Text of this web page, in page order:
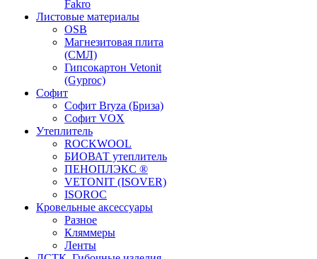
Fakro
Листовые материалы
OSB
Магнезитовая плита
(СМЛ)
Гипсокартон Vetonit
(Gyproc)
Софит
Софит Bryza (Бриза)
Софит VOX
Утеплитель
ROCKWOOL
БИОВАТ утеплитель
ПЕНОПЛЭКС ®
VETONIT (ISOVER)
ISOROC
Кровельные аксессуары
Разное
Кляммеры
Ленты